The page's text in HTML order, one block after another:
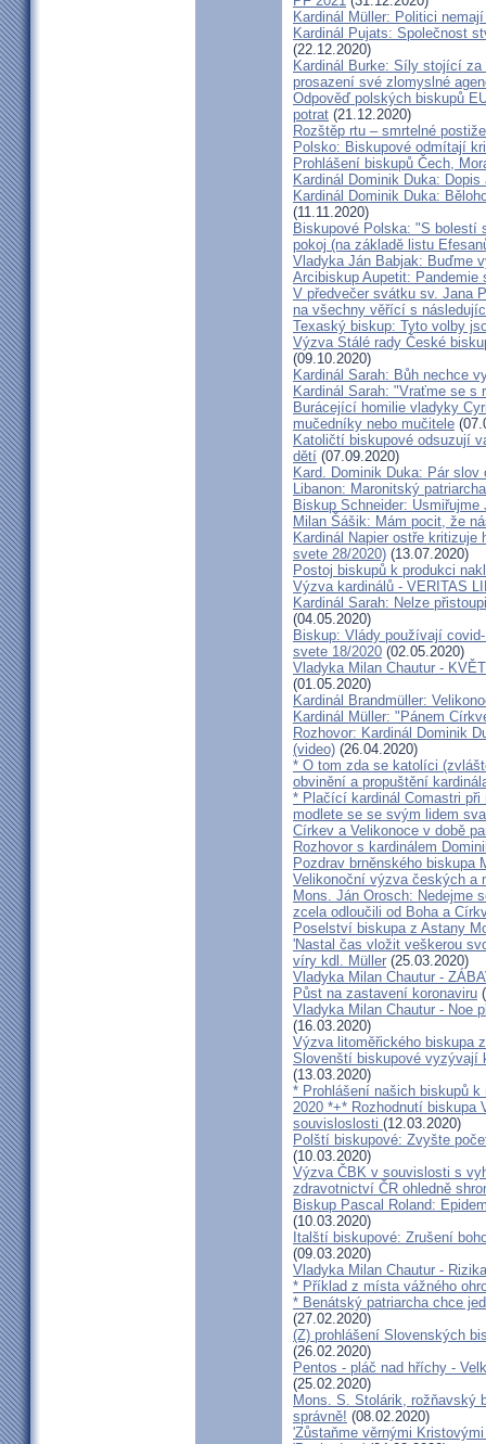
Kardinál Müller: Politici
Kardinál Pujats: Společnost
(22.12.2020)
Kardinál Burke: Síly stojící
prosazení své zlomyslné
Odpověď polských biskupů
potrat (21.12.2020)
Rozštěp rtu – smrtelné
Polsko: Biskupové odmítají
Prohlášení biskupů Čech,
Kardinál Dominik Duka:
Kardinál Dominik Duka:
(11.11.2020)
Biskupové Polska: "S bolestí
pokoj (na základě listu
Vladyka Ján Babjak: Buďme
Arcibiskup Aupetit: Pandemie
V předvečer svátku sv. Jana
na všechny věřící s
Texaský biskup: Tyto volby
Výzva Stálé rady České
(09.10.2020)
Kardinál Sarah: Bůh nechce
Kardinál Sarah: "Vraťme se s
Burácející homilie vladyky
mučedníky nebo mučitele
Katoličtí biskupové odsuzují
dětí (07.09.2020)
Kard. Dominik Duka: Pár slov
Libanon: Maronitský
Biskup Schneider:
Milan Šášik: Mám pocit, že
Kardinál Napier ostře
svete 28/2020) (13.07.2020)
Postoj biskupů k produkci
Výzva kardinálů - VERITAS
Kardinál Sarah: Nelze
(04.05.2020)
Biskup: Vlády používají
svete 18/2020 (02.05.2020)
Vladyka Milan Chautur -
(01.05.2020)
Kardinál Brandmüller:
Kardinál Müller: "Pánem
Rozhovor: Kardinál Dominik
(video) (26.04.2020)
* O tom zda se katolíci
obvinění a propuštění
* Plačící kardinál Comastri
modlete se se svým lidem
Církev a Velikonoce v době
Rozhovor s kardinálem
Pozdrav brněnského biskupa
Velikonoční výzva českých a
Mons. Ján Orosch: Nedejme
zcela odloučili od Boha a
Poselství biskupa z Astany
'Nastal čas vložit veškerou
víry kdl. Müller (25.03.2020)
Vladyka Milan Chautur -
Půst na zastavení koronaviru
Vladyka Milan Chautur - Noe
(16.03.2020)
Výzva litoměřického biskupa
Slovenští biskupové vyzývají
(13.03.2020)
* Prohlášení našich biskupů
2020 *+* Rozhodnutí biskupa
souvisloslosti (12.03.2020)
Polští biskupové: Zvyšte
(10.03.2020)
Výzva ČBK v souvislosti s
zdravotnictví ČR ohledně
Biskup Pascal Roland:
(10.03.2020)
Italští biskupové: Zrušení
(09.03.2020)
Vladyka Milan Chautur -
* Příklad z místa vážného
* Benátský patriarcha chce
(27.02.2020)
(Z) prohlášení Slovenských
(26.02.2020)
Pentos - pláč nad hříchy -
(25.02.2020)
Mons. S. Stolárik, rožňavský
správně! (08.02.2020)
'Zůstaňme věrnými